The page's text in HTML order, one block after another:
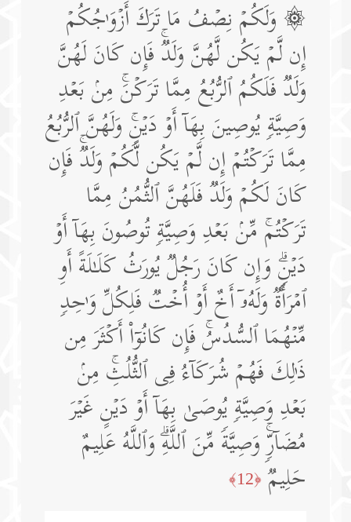
۞ وَلَكُمۡ نِصۡفُ مَا تَرَكَ أَزۡوَ ٰ⁠جُكُمۡ
إِن لَّمۡ یَكُن لَّهُنَّ وَلَدࣱۚ فَإِن كَانَ لَهُنَّ
وَلَدࣱ فَلَكُمُ ٱلرُّبُعُ مِمَّا تَرَكۡنَۚ مِنۢ بَعۡدِ
وَصِیَّةࣲ یُوصِینَ بِهَاۤ أَوۡ دَیۡنࣲۚ وَلَهُنَّ ٱلرُّبُعُ
مِمَّا تَرَكۡتُمۡ إِن لَّمۡ یَكُن لَّكُمۡ وَلَدࣱۚ فَإِن
كَانَ لَكُمۡ وَلَدࣱ فَلَهُنَّ ٱلثُّمُنُ مِمَّا
تَرَكۡتُمۚ مِّنۢ بَعۡدِ وَصِیَّةࣲ تُوصُونَ بِهَاۤ أَوۡ
دَیۡنࣲۗ وَإِن كَانَ رَجُلࣱ یُورَثُ كَلَـٰلَةً أَوِ
ٱمۡرَأَةࣱ وَلَهُۥۤ أَخٌ أَوۡ أُخۡتࣱ فَلِكُلِّ وَ ٰ⁠حِدࣲ
مِّنۡهُمَا ٱلسُّدُسُۚ فَإِن كَانُوۤا۟ أَكۡثَرَ مِن
ذَ ٰ⁠لِكَ فَهُمۡ شُرَكَاۤءُ فِی ٱلثُّلُثِۚ مِنۢ
بَعۡدِ وَصِیَّةࣲ یُوصَىٰ بِهَاۤ أَوۡ دَیۡنٍ غَیۡرَ
مُضَاۤرࣲّۚ وَصِیَّةࣰ مِّنَ ٱللَّهِۗ وَٱللَّهُ عَلِیمٌ
حَلِیمࣱ ﴿12﴾